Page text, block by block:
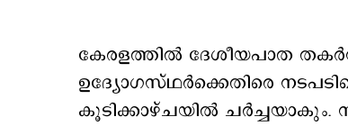
കേരളത്തില്‍ ദേശീയപാത
ഉദ്യോഗസ്ഥര്‍ക്കെതിരെ
കൂടിക്കാഴ്ചയില്‍ ചര്‍ച്ചയാകും.